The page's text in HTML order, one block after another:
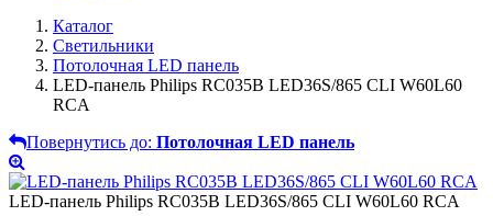
Каталог
Светильники
Потолочная LED панель
LED-панель Philips RC035B LED36S/865 CLI W60L60
RCA
Повернутись до: Потолочная LED панель
LED-панель Philips RC035B LED36S/865 CLI W60L60 RCA